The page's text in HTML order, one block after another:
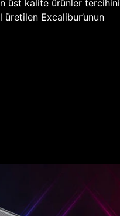
üst kalite ürünler tercihini
Excalibur’unun